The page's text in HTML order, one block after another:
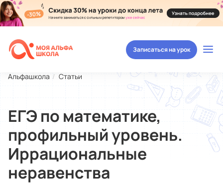
Записаться на урок
Альфашкола Статьи
ЕГЭ по математике,
профильный уровень.
Иррациональные
неравенства